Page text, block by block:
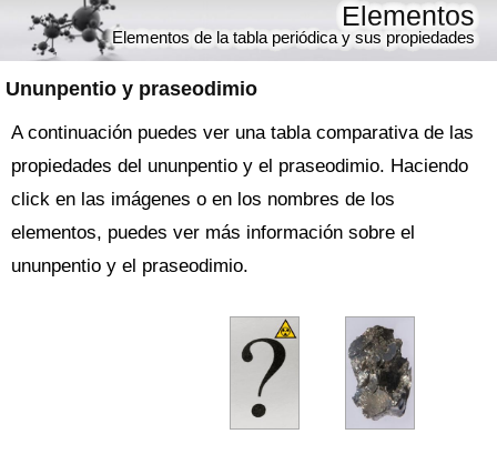
Ununpentio y praseodimio
Elementos
Elementos de la tabla periódica y sus propiedades
A continuación puedes ver una tabla comparativa de las
propiedades del ununpentio y el praseodimio. Haciendo
click en las imágenes o en los nombres de los
elementos, puedes ver más información sobre el
ununpentio y el praseodimio.